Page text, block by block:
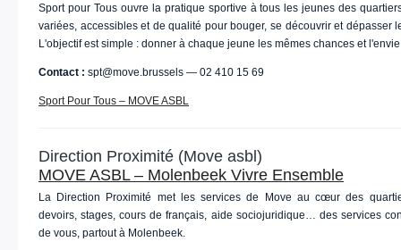
Sport pour Tous ouvre la pratique sportive à tous les jeunes des
variées, accessibles et de qualité pour bouger, se découvrir et dépasser
L'objectif est simple : donner à chaque jeune les mêmes chances et
Contact : spt@move.brussels — 02 410 15 69
Sport Pour Tous – MOVE ASBL
Direction Proximité (Move asbl)
MOVE ASBL – Molenbeek Vivre Ensemble
La Direction Proximité met les services de Move au cœur des
devoirs, stages, cours de français, aide sociojuridique… des services
de vous, partout à Molenbeek.